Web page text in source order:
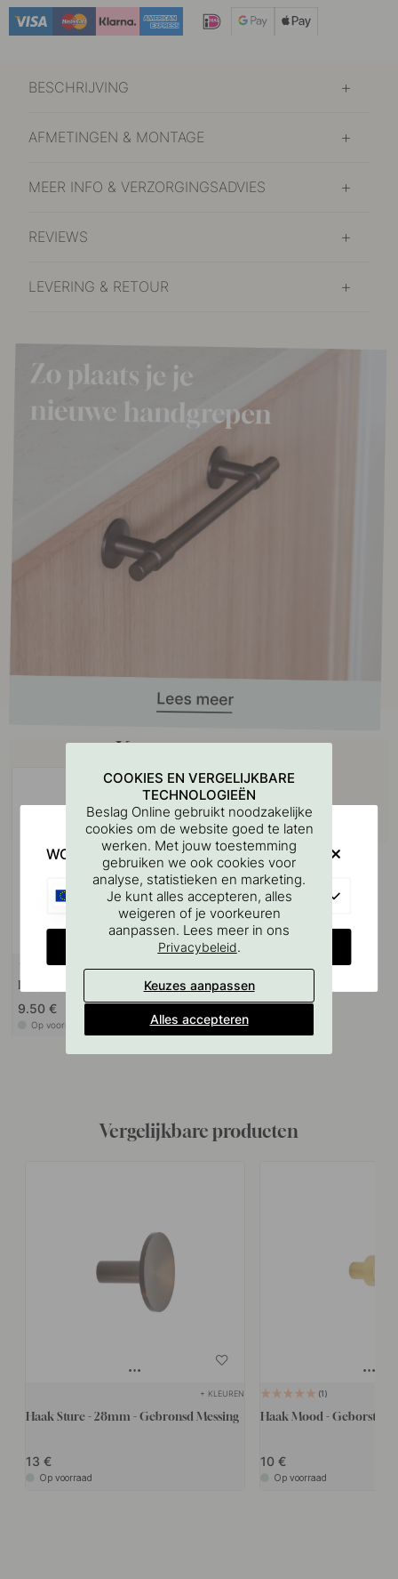
10.80 €
BESCHRIJVING
AFMETINGEN & MONTAGE
MEER INFO & VERZORGINGSADVIES
REVIEWS
LEVERING & RETOUR
Koop samen met
Knop Sture - Messing
9.50 €
Op voorraad
Vergelijkbare producten
+ KLEUREN
Haak Sture - 28mm - Gebronsd Messing
13
Op voorraad
1
Haak Mood - Geborsteld
10
Op voorraad
COOKIES EN VERGELIJKBARE
TECHNOLOGIEËN
Beslag Online gebruikt noodzakelijke
cookies om de website goed te laten
werken. Met jouw toestemming
gebruiken we ook cookies voor
analyse, statistieken en marketing.
Je kunt alles accepteren, alles
weigeren of je voorkeuren
aanpassen. Lees meer in ons
Privacybeleid.
Keuzes aanpassen
Alles accepteren
WOULD YOU RATHER VISIT?
CHANGE COUNTRY